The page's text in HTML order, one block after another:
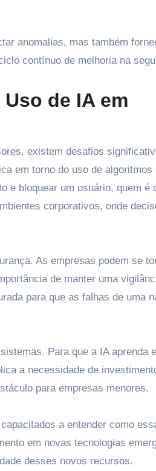
anomalias, mas também
contínuo de melhoria na
de IA em
existem desafios
em torno do uso de algoritmos
e bloquear um usuário, quem é
corporativos, onde
As empresas podem se
de manter uma
para que as falhas de uma
Para que a IA aprenda
a necessidade de
para empresas menores.
a entender como
em novas tecnologias
desses novos recursos.